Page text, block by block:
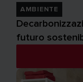
AMBIENTE
futuro